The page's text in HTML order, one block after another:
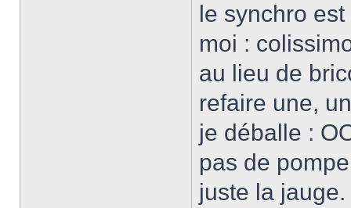
le synchro
moi :
au lieu de
refaire une,
je déballe :
pas de
juste la jauge.